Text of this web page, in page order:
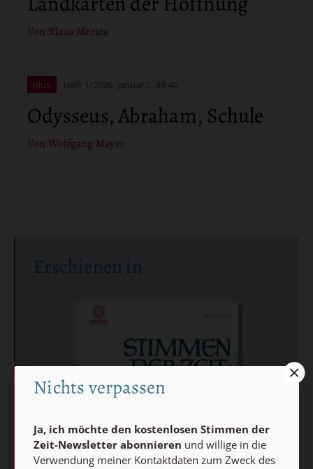
Von Klaus Mertes
plus Heft 1/2026: Januar S. 48-49
Odysseus, Abraham, Schule
Von Wolfgang Mayer
Nichts verpassen
Ja, ich möchte den kostenlosen Stimmen der
Zeit-Newsletter abonnieren und willige in die
Verwendung meiner Kontaktdaten zum Zweck des